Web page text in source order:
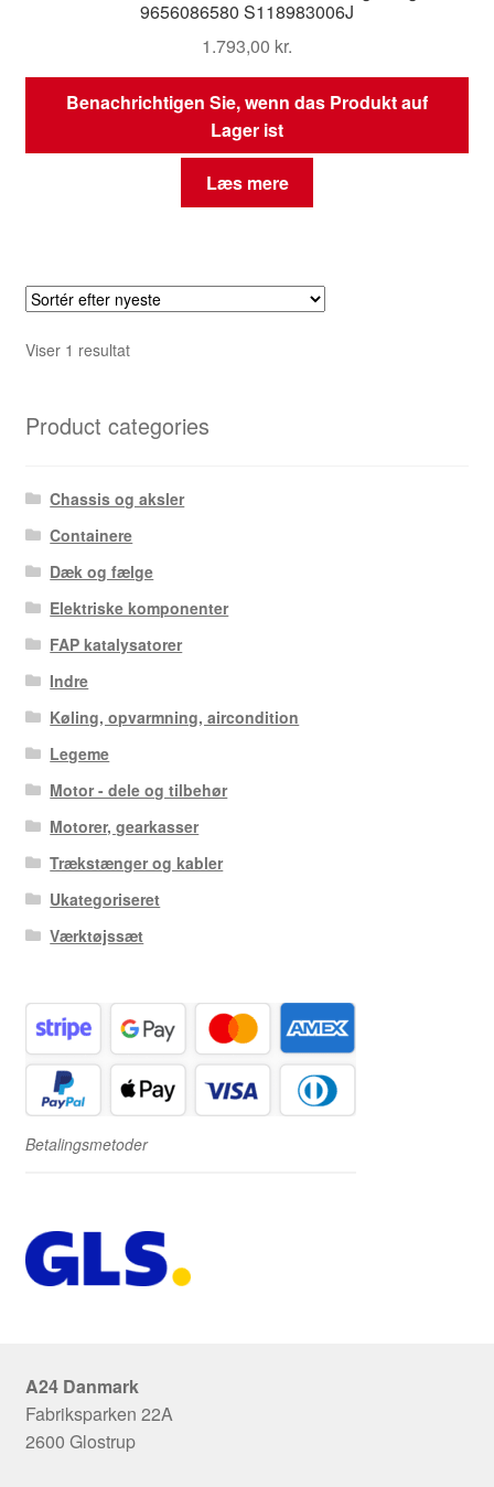
9656086580 S118983006J
1.793,00 kr.
Benachrichtigen Sie, wenn das Produkt auf
Lager ist
Læs mere
Viser 1 resultat
Product categories
Chassis og aksler
Containere
Dæk og fælge
Elektriske komponenter
FAP katalysatorer
Indre
Køling, opvarmning, aircondition
Legeme
Motor - dele og tilbehør
Motorer, gearkasser
Trækstænger og kabler
Ukategoriseret
Værktøjssæt
Betalingsmetoder
A24 Danmark
Fabriksparken 22A
2600 Glostrup